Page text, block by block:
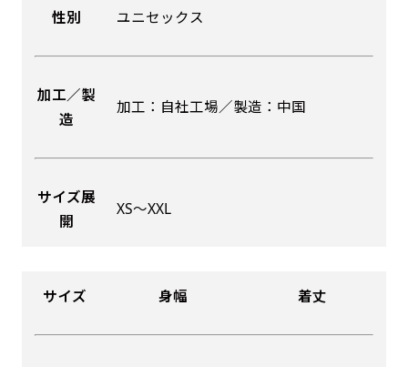
性別 ユニセックス
加工／製
造
加工：自社工場／製造：中国
サイズ展
開
XS〜XXL
サイズ 身幅 着丈
布A1ポスター(60x84)
のぼりだけでなく、ポスターも作れます。
のぼり旗と同じデザインで飾れば宣伝効果UP!
種のデザインを楽しむことができます。前からも
布A1ポスター(84x60)
のぼりだけでなく、ポスターも作れます。
のぼり旗と同じデザインで飾れば宣伝効果UP!
長辺が180cm以内、短辺が60cm以内であれば自